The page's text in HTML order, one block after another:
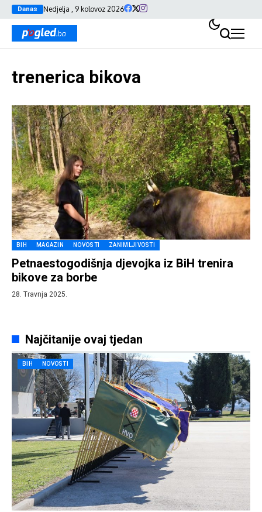
Danas Nedjelja , 9 kolovoz 2026
trenerica bikova
BIH MAGAZIN NOVOSTI ZANIMLJIVOSTI
Petnaestogodišnja djevojka iz BiH trenira
bikove za borbe
28. Travnja 2025.
Najčitanije ovaj tjedan
BIH NOVOSTI